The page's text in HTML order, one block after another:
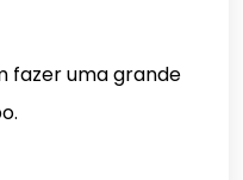
fazer uma grande